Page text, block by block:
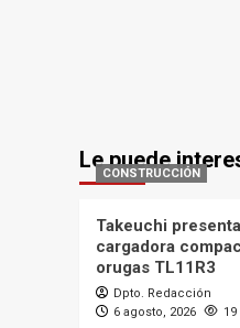
Le puede
CONSTRUCCIÓN
Takeuchi
cargadora
orugas TL11R3
Dpto. Redacción
6 agosto, 2026
19